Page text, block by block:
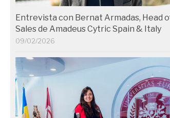
Entrevista con Bernat Armadas, Head
Sales de Amadeus Cytric Spain & Italy
09/02/2026